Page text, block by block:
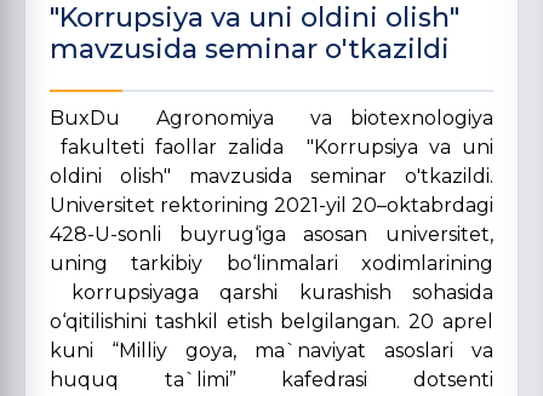
"Korrupsiya va uni oldini olish"
mavzusida seminar o'tkazildi
BuxDu Agronomiya va biotexnologiya
fakulteti faollar zalida "Korrupsiya va uni
oldini olish" mavzusida seminar o'tkazildi.
Universitet rektorining 2021-yil 20–oktabrdagi
428-U-sonli buyrug‘iga asosan universitet,
uning tarkibiy bo‘linmalari xodimlarining
korrupsiyaga qarshi kurashish sohasida
o‘qitilishini tashkil etish belgilangan. 20 aprel
kuni “Milliy goya, ma`naviyat asoslari va
huquq ta`limi” kafedrasi dotsenti